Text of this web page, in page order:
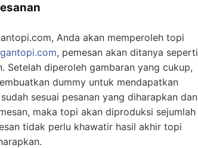
Anda akan memperoleh topi
, pemesan akan ditanya seperti
Setelah diperoleh gambaran yang cukup,
dummy untuk mendapatkan
sesuai pesanan yang diharapkan dan
maka topi akan diproduksi sejumlah
tidak perlu khawatir hasil akhir topi